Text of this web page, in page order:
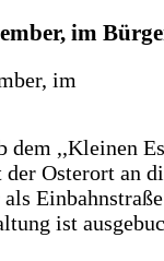
im
dem ,,Kleinen
Osterort an
Einbahnstraße
ist